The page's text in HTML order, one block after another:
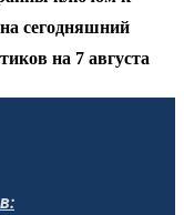
сегодняшний
на 7 августа